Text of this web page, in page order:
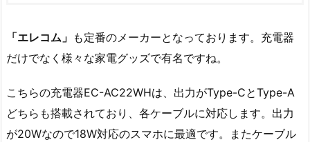
「エレコム」 も定番のメーカーとなっております。充電器
だけでなく様々な家電グッズで有名ですね。
こちらの充電器EC-AC22WHは、出力がType-CとType-A
どちらも搭載されており、各ケーブルに対応します。出力
が20Wなので18W対応のスマホに最適です。またケーブル